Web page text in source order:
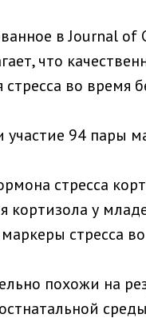
в Journal
что
стресса во время
участие 94 пары
стресса
кортизола у
стресса
похожи на